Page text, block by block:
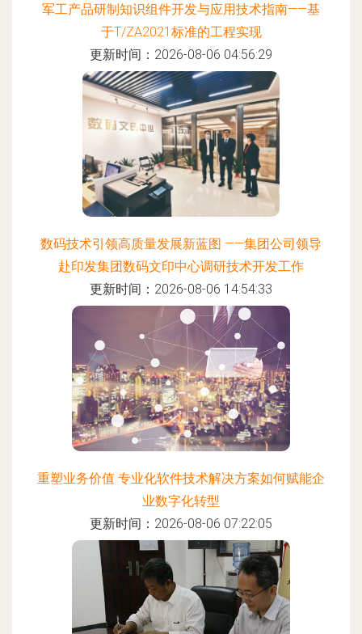
军工产品研制知识组件开发与应用技术指南——基
于T/ZA2021标准的工程实现
更新时间：2026-08-06 04:56:29
数码技术引领高质量发展新蓝图 ——集团公司领导
赴印发集团数码文印中心调研技术开发工作
更新时间：2026-08-06 14:54:33
重塑业务价值 专业化软件技术解决方案如何赋能企
业数字化转型
更新时间：2026-08-06 07:22:05